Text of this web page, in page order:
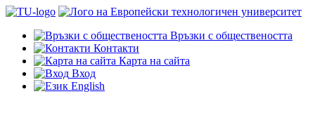
Връзки с обществеността
Контакти
Карта на сайта
Вход
English